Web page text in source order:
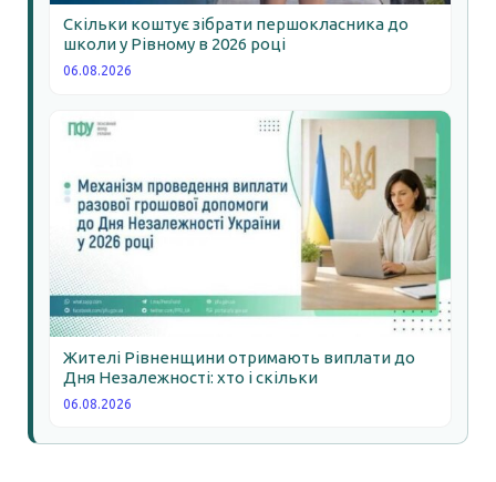
Скільки коштує зібрати першокласника до
школи у Рівному в 2026 році
06.08.2026
Жителі Рівненщини отримають виплати до
Дня Незалежності: хто і скільки
06.08.2026